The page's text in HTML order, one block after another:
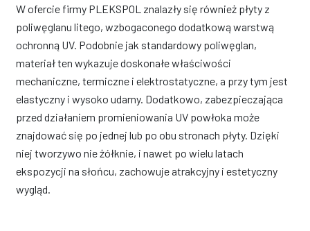
W ofercie firmy PLEKSPOL znalazły się również płyty z
poliwęglanu litego, wzbogaconego dodatkową warstwą
ochronną UV. Podobnie jak standardowy poliwęglan,
materiał ten wykazuje doskonałe właściwości
mechaniczne, termiczne i elektrostatyczne, a przy tym jest
elastyczny i wysoko udarny. Dodatkowo, zabezpieczająca
przed działaniem promieniowania UV powłoka może
znajdować się po jednej lub po obu stronach płyty. Dzięki
niej tworzywo nie żółknie, i nawet po wielu latach
ekspozycji na słońcu, zachowuje atrakcyjny i estetyczny
wygląd.